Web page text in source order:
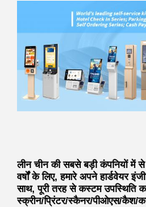
लीन चीन की सबसे बड़ी कंपनियों में
वर्षों के लिए, हमारे अपने हार्डवेयर
साथ, पूरी तरह से कस्टम उपस्थिति
स्क्रीन/प्रिंटर/स्कैनर/पीओएस/कैश/